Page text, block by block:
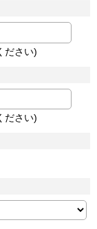
ださい)
ださい)